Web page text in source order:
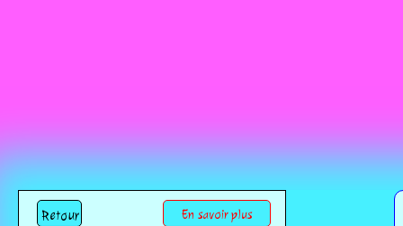
Retour En savoir plus